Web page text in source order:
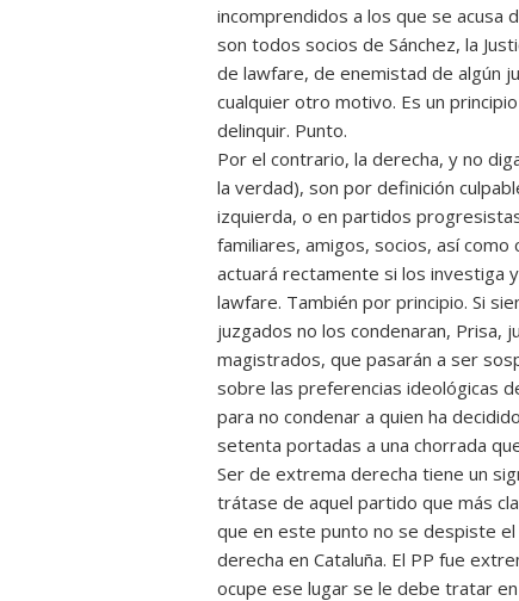
incomprendidos a los que se acusa
son todos socios de Sánchez, la
de lawfare, de enemistad de algún
cualquier otro motivo. Es un
delinquir. Punto.
Por el contrario, la derecha, y no
la verdad), son por definición
izquierda, o en partidos
familiares, amigos, socios, así
actuará rectamente si los investiga
lawfare. También por principio. Si
juzgados no los condenaran, Prisa,
magistrados, que pasarán a ser
sobre las preferencias ideológicas
para no condenar a quien ha
setenta portadas a una chorrada
Ser de extrema derecha tiene un
trátase de aquel partido que más
que en este punto no se despiste
derecha en Cataluña. El PP fue
ocupe ese lugar se le debe tratar